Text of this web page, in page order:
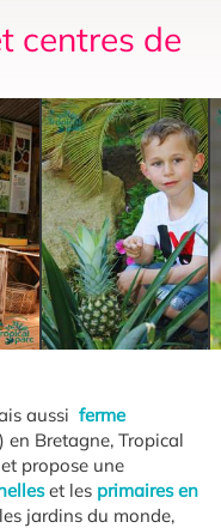
centres de
aussi ferme
en Bretagne, Tropical
propose une
et les primaires en
jardins du monde,